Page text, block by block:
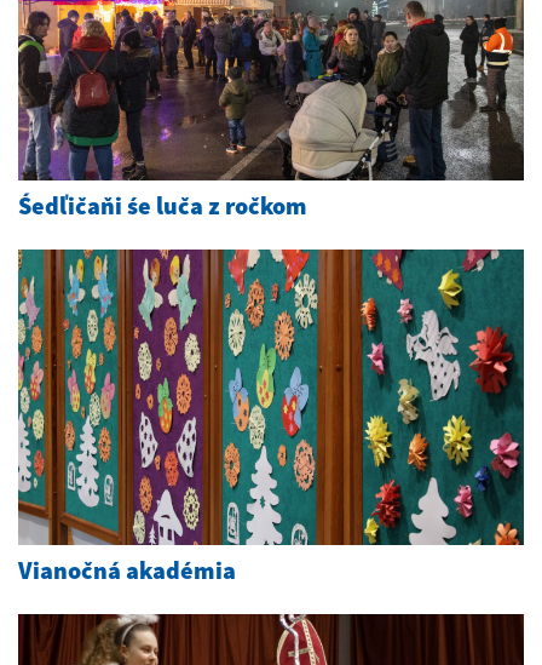
Śedľičaňi śe luča z ročkom
Vianočná akadémia